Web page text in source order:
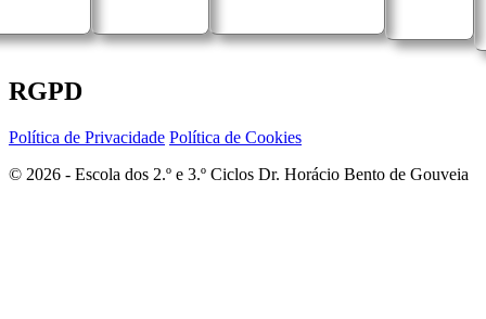
RGPD
Política de Privacidade Política de Cookies
© 2026 - Escola dos 2.º e 3.º Ciclos Dr. Horácio Bento de Gouveia